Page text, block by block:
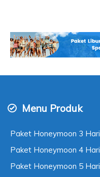
Menu Produk
Paket Honeymoon 3 Hari
Paket Honeymoon 4 Hari
Paket Honeymoon 5 Hari